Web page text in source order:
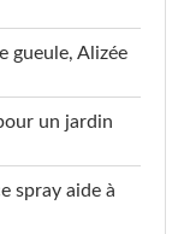
gueule, Alizée
un jardin
spray aide à